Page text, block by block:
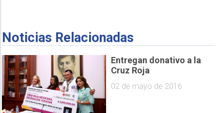
Noticias Relacionadas
Entregan donativo a la
Cruz Roja
02 de mayo de 2016